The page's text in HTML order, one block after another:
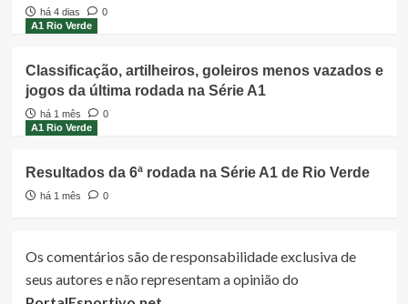
há 4 dias
0
A1 Rio Verde
Classificação, artilheiros, goleiros menos vazados e
jogos da última rodada na Série A1
há 1 mês
0
A1 Rio Verde
Resultados da 6ª rodada na Série A1 de Rio Verde
há 1 mês 0
Os comentários são de responsabilidade exclusiva de
seus autores e não representam a opinião do